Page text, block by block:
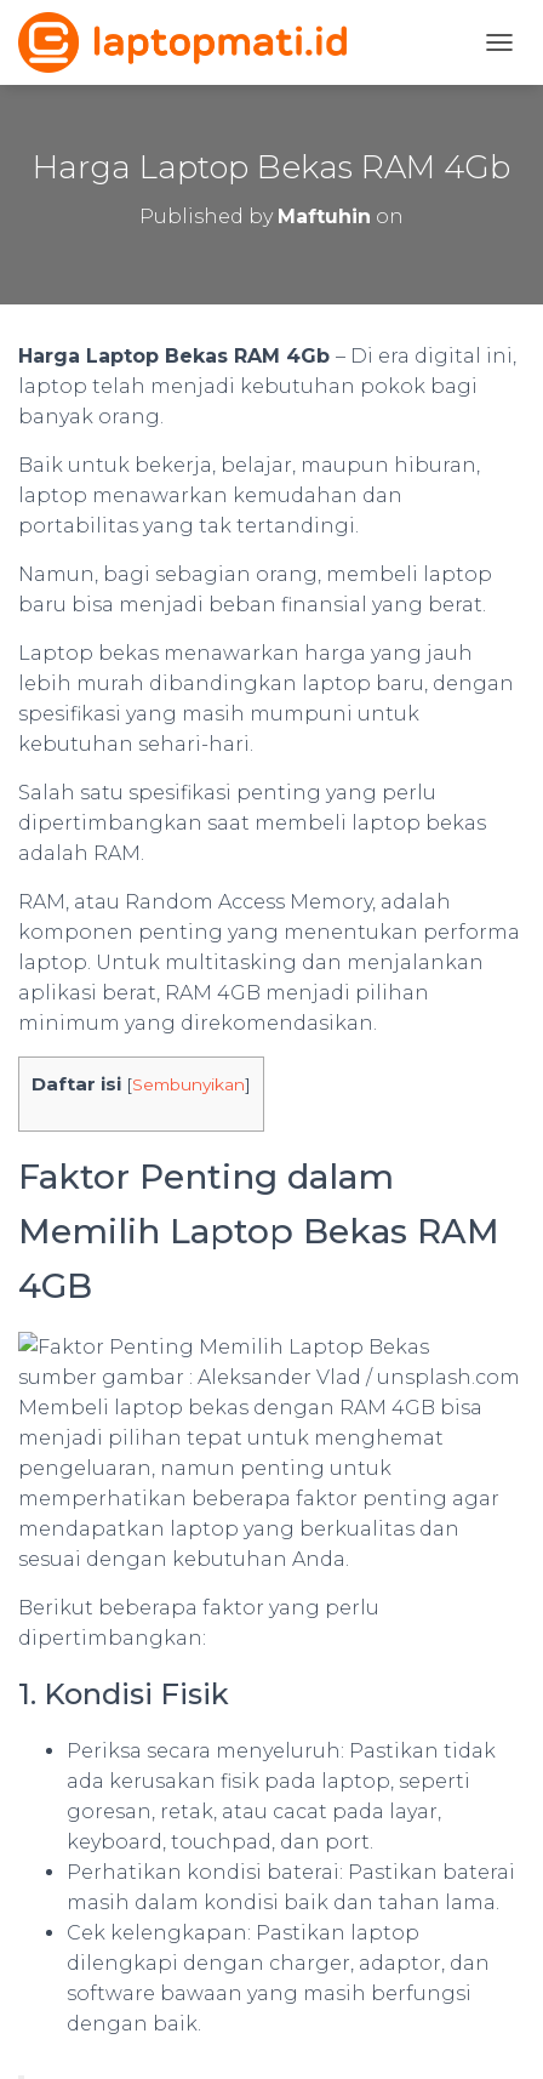
O
E
Harga Laptop Bekas RAM 4Gb
Published by Maftuhin on
Harga Laptop Bekas RAM 4Gb – Di era digital ini,
laptop telah menjadi kebutuhan pokok bagi
banyak orang.
Baik untuk bekerja, belajar, maupun hiburan,
laptop menawarkan kemudahan dan
portabilitas yang tak tertandingi.
Namun, bagi sebagian orang, membeli laptop
baru bisa menjadi beban finansial yang berat.
Laptop bekas menawarkan harga yang jauh
lebih murah dibandingkan laptop baru, dengan
spesifikasi yang masih mumpuni untuk
kebutuhan sehari-hari.
Salah satu spesifikasi penting yang perlu
dipertimbangkan saat membeli laptop bekas
adalah RAM.
RAM, atau Random Access Memory, adalah
komponen penting yang menentukan performa
laptop. Untuk multitasking dan menjalankan
aplikasi berat, RAM 4GB menjadi pilihan
minimum yang direkomendasikan.
Daftar isi [Sembunyikan]
Faktor Penting dalam
Memilih Laptop Bekas RAM
4GB
sumber gambar : Aleksander Vlad / unsplash.com
Membeli laptop bekas dengan RAM 4GB bisa
menjadi pilihan tepat untuk menghemat
pengeluaran, namun penting untuk
memperhatikan beberapa faktor penting agar
mendapatkan laptop yang berkualitas dan
sesuai dengan kebutuhan Anda.
Berikut beberapa faktor yang perlu
dipertimbangkan:
1. Kondisi Fisik
Periksa secara menyeluruh: Pastikan tidak
ada kerusakan fisik pada laptop, seperti
goresan, retak, atau cacat pada layar,
keyboard, touchpad, dan port.
Perhatikan kondisi baterai: Pastikan baterai
masih dalam kondisi baik dan tahan lama.
Cek kelengkapan: Pastikan laptop
dilengkapi dengan charger, adaptor, dan
software bawaan yang masih berfungsi
dengan baik.